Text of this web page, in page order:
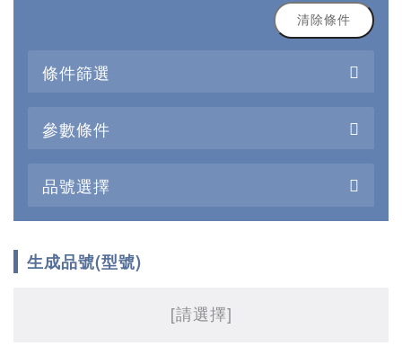
清除條件
條件篩選
參數條件
品號選擇
生成品號(型號)
[請選擇]